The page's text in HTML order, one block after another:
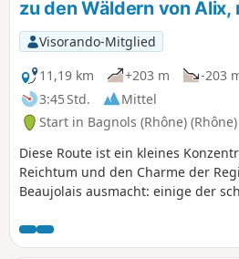
zu den Wäldern von Alix,
Visorando-Mitglied
11,19 km
+203 m
-203
3:45 Std.
Mittel
Start in Bagnols (Rhône) (Rhône)
Diese Route ist ein kleines
Reichtum und den Charme der
Beaujolais ausmacht: einige der
Waschhäuser und herrliche
Berge, Weinberge und Wälder.